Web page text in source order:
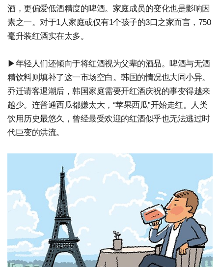
酒，更偏爱低酒精度的啤酒。家庭成员的变化也是影响因
素之一。对于1人家庭或仅有1个孩子的3口之家而言，750
毫升装红酒实在太多。
▶年轻人们还倾向于将红酒视为父辈的酒品。啤酒与无酒
精饮料则填补了这一市场空白。韩国的情况也大同小异。
乔迁请客退潮后，韩国家庭需要开红酒庆祝的事变得越来
越少。连普通西瓜都嫌太大，“苹果西瓜”开始走红。人类
饮用历史最悠久，曾经最受欢迎的红酒似乎也无法逃过时
代巨变的洪流。